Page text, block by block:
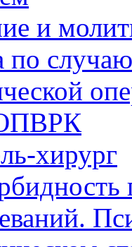
и
по
хирург